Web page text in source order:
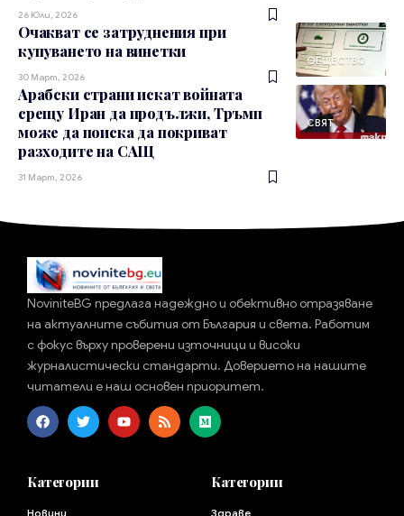
26 Юли, 2026
ОБЩЕСТВО
Очакват се затруднения при
купуването на винетки
30 Март, 2026
СВЯТ
Арабски страни искат войната
срещу Иран да продължи, Тръмп
може да поиска да покриват
разходите на САЩ
31 Март, 2026
NoviniteBG предлага надеждно и обективно отразяване
на актуалните събития от България и света. Работим
с фокус върху проверени източници и високи
журналистически стандарти. Доверието на нашите
читатели е наш основен приоритет.
Категории
Новини
Категории
Здраве